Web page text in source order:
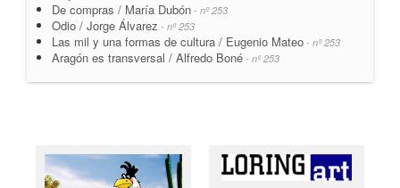
De compras / María Dubón - nº 253
Odio / Jorge Álvarez - nº 253
Las mil y una formas de cultura / Eugenio Mateo - nº 253
Aragón es transversal / Alfredo Boné - nº 253